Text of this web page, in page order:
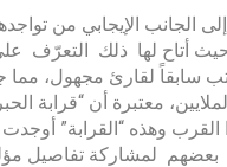
الجانب الإيجابي من
حيث أتاح لها ذلك التعرّف
سابقاً لقارئ مجهول، مما
معتبرة أن “قرابة
القرب وهذه “القرابة”
بعضهم لمشاركة تفاصيل